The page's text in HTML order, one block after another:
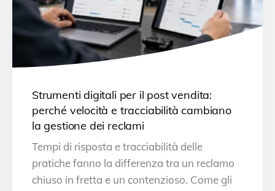
Strumenti digitali per il post vendita:
perché velocità e tracciabilità cambiano
la gestione dei reclami
Tempi di risposta e tracciabilità delle
pratiche fanno la differenza tra un reclamo
chiuso in fretta e un contenzioso. Come gli